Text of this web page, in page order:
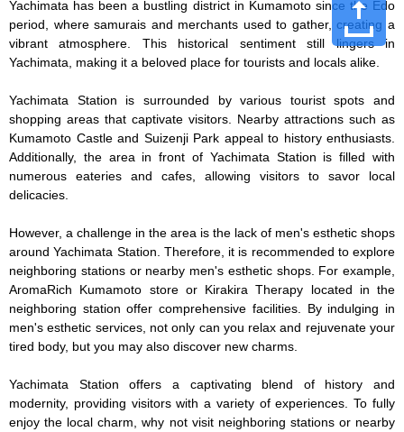
Yachimata has been a bustling district in Kumamoto since the Edo
period, where samurais and merchants used to gather, creating a
vibrant atmosphere. This historical sentiment still lingers in
Yachimata, making it a beloved place for tourists and locals alike.
Yachimata Station is surrounded by various tourist spots and
shopping areas that captivate visitors. Nearby attractions such as
Kumamoto Castle and Suizenji Park appeal to history enthusiasts.
Additionally, the area in front of Yachimata Station is filled with
numerous eateries and cafes, allowing visitors to savor local
delicacies.
However, a challenge in the area is the lack of men's esthetic shops
around Yachimata Station. Therefore, it is recommended to explore
neighboring stations or nearby men's esthetic shops. For example,
AromaRich Kumamoto store or Kirakira Therapy located in the
neighboring station offer comprehensive facilities. By indulging in
men's esthetic services, not only can you relax and rejuvenate your
tired body, but you may also discover new charms.
Yachimata Station offers a captivating blend of history and
modernity, providing visitors with a variety of experiences. To fully
enjoy the local charm, why not visit neighboring stations or nearby